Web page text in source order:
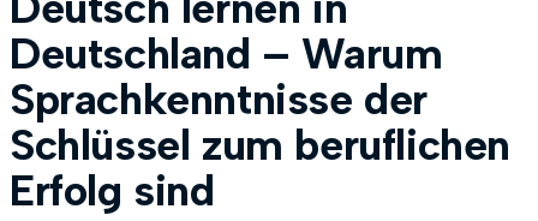
Deutschland – Warum
Sprachkenntnisse der
Schlüssel zum beruflichen
Erfolg sind